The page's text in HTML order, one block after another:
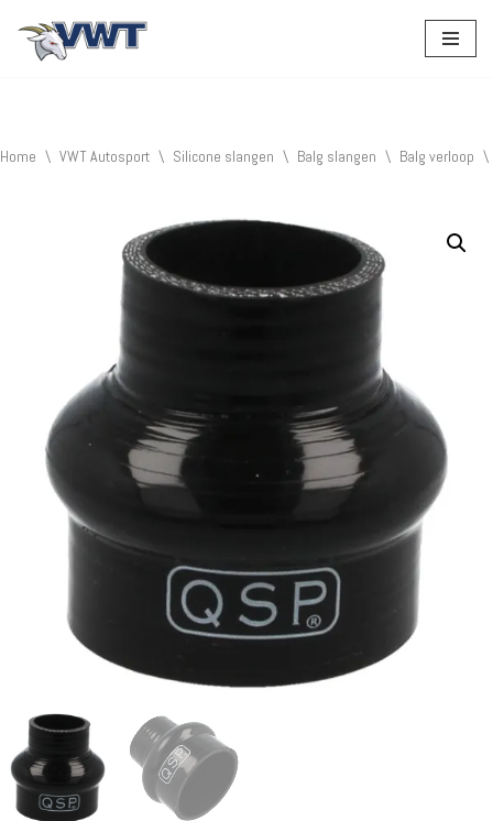
Home \ VWT Autosport \ Silicone slangen \ Balg slangen \ Balg verloop \